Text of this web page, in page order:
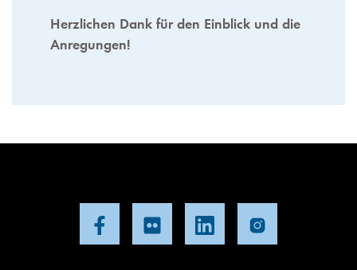
Herzlichen Dank für den Einblick und die
Anregungen!